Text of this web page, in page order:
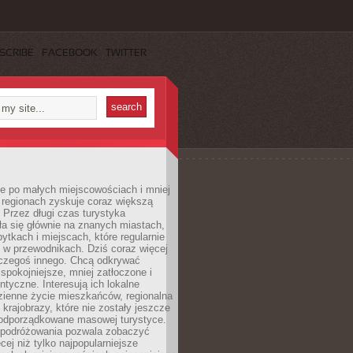
FACEBOOK TWITTER
po małych miejscowościach i mniej
zyskuje coraz większą
Przez długi czas turystyka
się głównie na znanych miastach,
i miejscach, które regularnie
w przewodnikach. Dziś coraz więcej
innego. Chcą odkrywać
mniej zatłoczone i
Interesują ich lokalne
życie mieszkańców, regionalna
krajobrazy, które nie zostały jeszcze
masowej turystyce.
pozwala zobaczyć
niż tylko najpopularniejsze